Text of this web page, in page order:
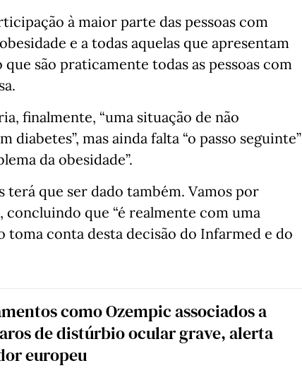
à maior parte das pessoas com
e a todas aquelas que apresentam
são praticamente todas as pessoas com
finalmente, “uma situação de não
diabetes”, mas ainda falta “o passo seguinte”
da obesidade”.
terá que ser dado também. Vamos por
concluindo que “é realmente com uma
toma conta desta decisão do Infarmed e do
como Ozempic associados a
de distúrbio ocular grave, alerta
europeu